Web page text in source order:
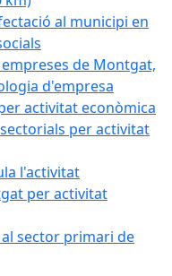
al municipi en
de Montgat,
d'empresa
activitat econòmica
sectorials per activitat
l'activitat
per activitat
sector primari de